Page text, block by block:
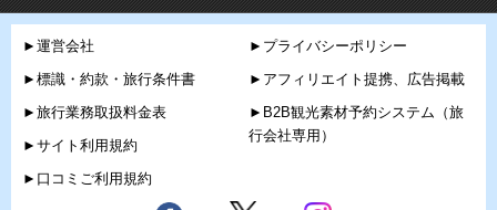
►運営会社
►標識・約款・旅行条件書
►旅行業務取扱料金表
►サイト利用規約
►口コミご利用規約
►プライバシーポリシー
►アフィリエイト提携、広告掲載
►B2B観光素材予約システム（旅
行会社専用）